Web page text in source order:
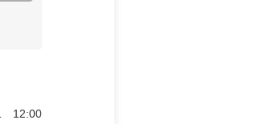
12:00